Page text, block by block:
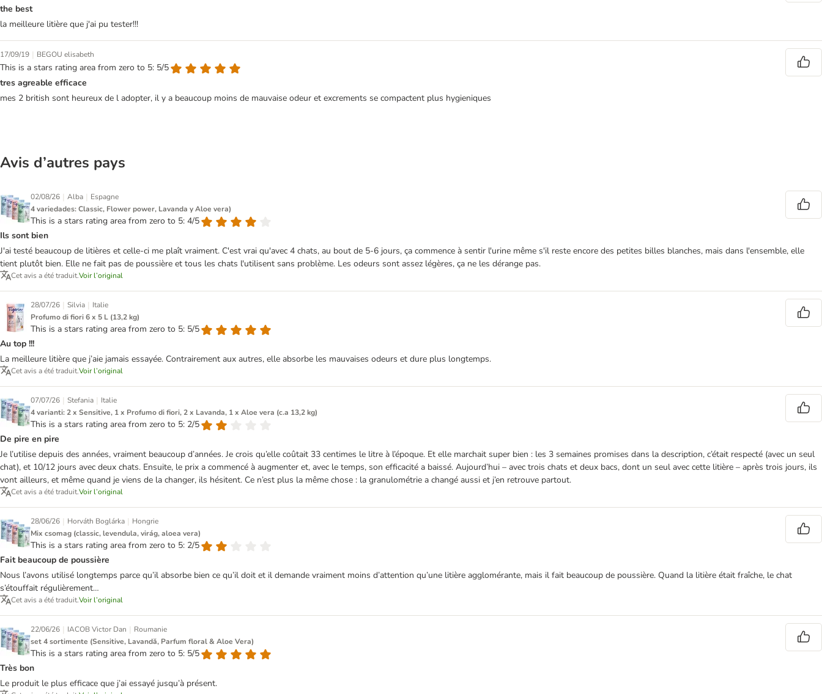
the best
la meilleure litière que j'ai pu tester!!!
17/09/19 | BEGOU elisabeth
This is a stars rating area from zero to 5: 5/5
tres agreable efficace
mes 2 british sont heureux de l adopter, il y a beaucoup moins de mauvaise odeur et excrements se compactent plus hygieniques
Avis d’autres pays
02/08/26 | Alba | Espagne
4 variedades: Classic, Flower power, Lavanda y Aloe vera)
This is a stars rating area from zero to 5: 4/5
Ils sont bien
J'ai testé beaucoup de litières et celle-ci me plaît vraiment. C'est vrai qu'avec 4 chats, au bout de 5-6 jours, ça commence à sentir l'urine même s'il reste encore des petites billes blanches, mais dans l'ensemble, elle
tient plutôt bien. Elle ne fait pas de poussière et tous les chats l'utilisent sans problème. Les odeurs sont assez légères, ça ne les dérange pas.
Cet avis a été traduit.Voir l’original
28/07/26 | Silvia | Italie
Profumo di fiori 6 x 5 L (13,2 kg)
This is a stars rating area from zero to 5: 5/5
Au top !!!
La meilleure litière que j’aie jamais essayée. Contrairement aux autres, elle absorbe les mauvaises odeurs et dure plus longtemps.
Cet avis a été traduit.Voir l’original
07/07/26 | Stefania | Italie
4 varianti: 2 x Sensitive, 1 x Profumo di fiori, 2 x Lavanda, 1 x Aloe vera (c.a 13,2 kg)
This is a stars rating area from zero to 5: 2/5
De pire en pire
Je l’utilise depuis des années, vraiment beaucoup d’années. Je crois qu’elle coûtait 33 centimes le litre à l’époque. Et elle marchait super bien : les 3 semaines promises dans la description, c’était respecté (avec un seul
chat), et 10/12 jours avec deux chats. Ensuite, le prix a commencé à augmenter et, avec le temps, son efficacité a baissé. Aujourd’hui – avec trois chats et deux bacs, dont un seul avec cette litière – après trois jours, ils
vont ailleurs, et même quand je viens de la changer, ils hésitent. Ce n’est plus la même chose : la granulométrie a changé aussi et j’en retrouve partout.
Cet avis a été traduit.Voir l’original
28/06/26 | Horváth Boglárka | Hongrie
Mix csomag (classic, levendula, virág, aloea vera)
This is a stars rating area from zero to 5: 2/5
Fait beaucoup de poussière
Nous l’avons utilisé longtemps parce qu’il absorbe bien ce qu’il doit et il demande vraiment moins d’attention qu’une litière agglomérante, mais il fait beaucoup de poussière. Quand la litière était fraîche, le chat
s’étouffait régulièrement…
Cet avis a été traduit.Voir l’original
22/06/26 | IACOB Victor Dan | Roumanie
set 4 sortimente (Sensitive, Lavandă, Parfum floral & Aloe Vera)
This is a stars rating area from zero to 5: 5/5
Très bon
Le produit le plus efficace que j’ai essayé jusqu’à présent.